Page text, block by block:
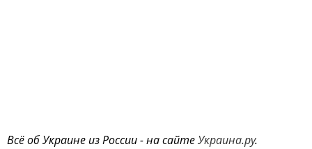
Всё об Украине из России - на сайтеУкраина.ру.